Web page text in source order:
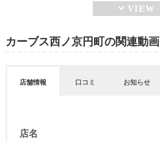
カーブス西ノ京円町の関連動画
店舗情報 口コミ お知らせ
店名